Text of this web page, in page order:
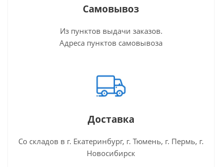
Самовывоз
Из пунктов выдачи заказов.
Адреса пунктов самовывоза
Доставка
Со складов в г. Екатеринбург, г. Тюмень, г. Пермь, г.
Новосибирск